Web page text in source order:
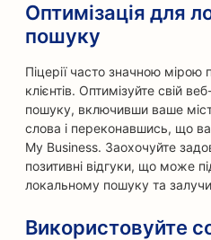
Оптимізація для
пошуку
Піцерії часто значною
клієнтів. Оптимізуйте свій
пошуку, включивши ваше
слова і переконавшись, що
My Business. Заохочуйте
позитивні відгуки, що може
локальному пошуку та
Використовуйте